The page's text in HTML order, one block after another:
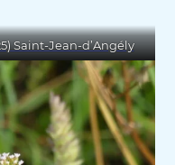
Saint-Jean-d’Angély